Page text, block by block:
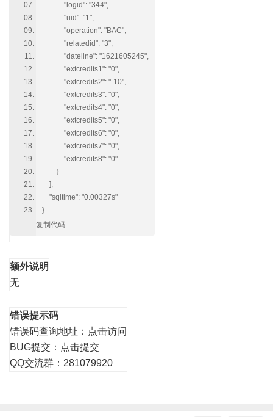
"logid": "344",
"uid": "1",
"operation": "BAC",
"relatedid": "3",
"dateline": "1621605245",
"extcredits1": "0",
"extcredits2": "-10",
"extcredits3": "0",
"extcredits4": "0",
"extcredits5": "0",
"extcredits6": "0",
"extcredits7": "0",
"extcredits8": "0"
}
],
"sqltime": "0.00327s"
}
复制代码
额外说明
无
错误提示码
错误码查询地址： 点击访问
BUG提交： 点击提交
QQ交流群：281079920